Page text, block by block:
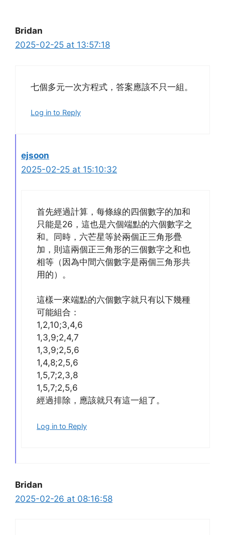
Bridan
2025-02-25 at 13:57:18
七個多元一次方程式，答案應該不只一組。
Log in to Reply
ejsoon
2025-02-25 at 15:10:32
首先經過計算，每條線的四個數字的加和
只能是26，這也是六個端點的六個數字之
和。同時，六芒星等於兩個正三角形疊
加，則這兩個正三角形的三個數字之和也
相等（因為中間六個數字是兩個三角形共
用的）。
這樣一來端點的六個數字就只有以下幾種
可能組合：
1,2,10;3,4,6
1,3,9;2,4,7
1,3,9;2,5,6
1,4,8;2,5,6
1,5,7;2,3,8
1,5,7;2,5,6
經過排除，應該就只有這一組了。
Log in to Reply
Bridan
2025-02-26 at 08:16:58